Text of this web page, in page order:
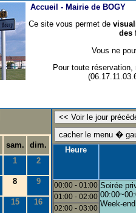
Accueil - Mairie de BOGY
Ce site vous permet de
des
Vous ne
Pour toute
sam.
dim.
1 2
8 9
15 16
Heure
00:00 - 01:00 Soirée
Week-end
01:00 - 02:00
02:00 - 03:00